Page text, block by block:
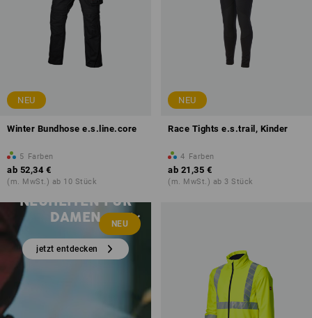
NEU
Winter Bundhose e.s.line.core
5 Farben
ab 52,34 €
(m. MwSt.) ab 10 Stück
NEU
Race Tights e.s.trail, Kinder
4 Farben
ab 21,35 €
(m. MwSt.) ab 3 Stück
NEU
NEUHEITEN FÜR
DAMEN
jetzt entdecken